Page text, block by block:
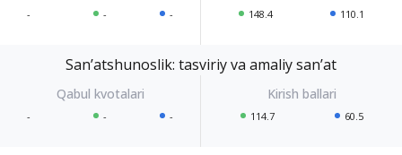
- - - 148.4 110.1
Sanʼatshunoslik: tasviriy va amaliy sanʼat
- - - 114.7 60.5